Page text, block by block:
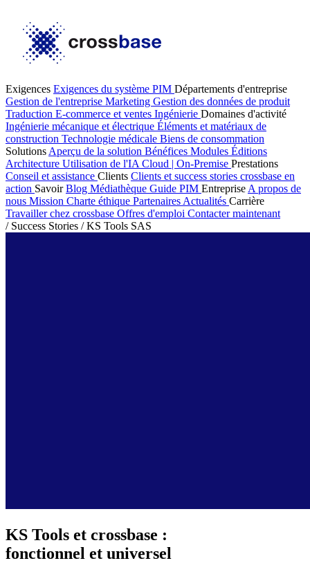
Exigences Exigences du système PIM Départements d'entreprise
Gestion de l'entreprise Marketing Gestion des données de produit
Traduction E-commerce et ventes Ingénierie Domaines d'activité
Ingénierie mécanique et électrique Éléments et matériaux de
construction Technologie médicale Biens de consommation
Solutions Aperçu de la solution Bénéfices Modules Éditions
Architecture Utilisation de l'IA Cloud | On-Premise Prestations
Conseil et assistance Clients Clients et success stories crossbase en
action SavoirBlog Médiathèque Guide PIM Entreprise A propos de
nous Mission Charte éthique Partenaires Actualités Carrière
Travailler chez crossbase Offres d'emploi Contacter maintenant
/ Success Stories / KS Tools SAS
KS Tools et crossbase :
fonctionnel et universel